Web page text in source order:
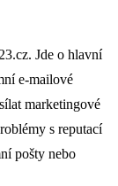
Jde o hlavní
e-mailové
marketingové
s reputací
pošty nebo